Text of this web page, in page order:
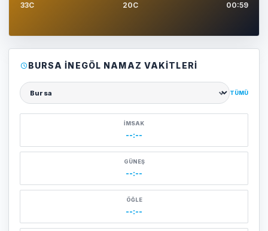
33C 20C 00:59
BURSA İNEGÖL NAMAZ VAKITLERI
Şehir seçin
TÜMÜ
İMSAK
--:--
GÜNEŞ
--:--
ÖĞLE
--:--